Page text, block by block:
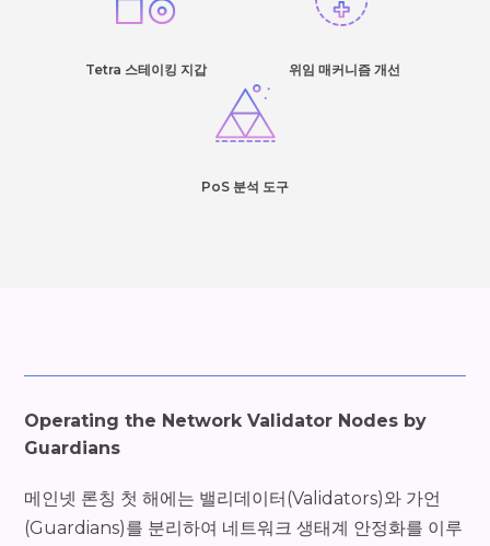
Tetra 스테이킹 지갑 위임 매커니즘 개선
PoS 분석 도구
Operating the Network Validator Nodes by
Guardians
메인넷 론칭 첫 해에는 밸리데이터(Validators)와 가언
(Guardians)를 분리하여 네트워크 생태계 안정화를 이루